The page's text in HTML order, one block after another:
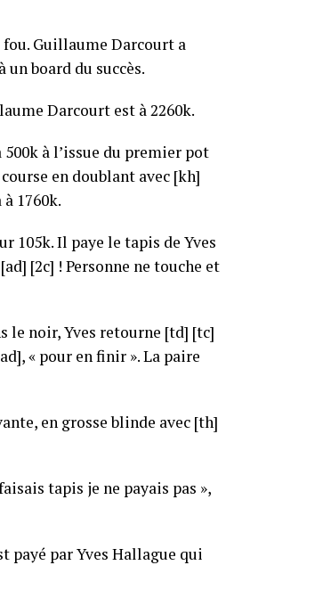
Guillaume Darcourt a
board du succès.
Darcourt est à 2260k.
à l’issue du premier pot
en doublant avec [kh]
1760k.
105k. Il paye le tapis de Yves
[2c] ! Personne ne touche et
le noir, Yves retourne [td] [tc]
« pour en finir ». La paire
en grosse blinde avec [th]
tapis je ne payais pas »,
payé par Yves Hallague qui